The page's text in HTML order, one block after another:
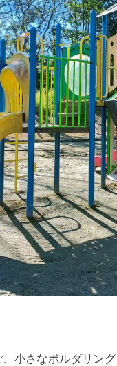
小さなボルダリン